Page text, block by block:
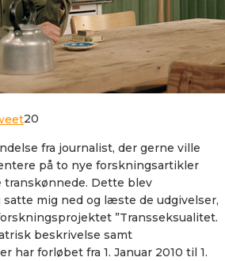
20
fra journalist, der gerne ville
på to nye forskningsartikler
transkønnede. Dette blev
mig ned og læste de udgivelser,
”Transseksualitet.
beskrivelse samt
har forløbet fra 1. Januar 2010 til 1.